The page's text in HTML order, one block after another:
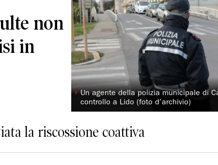
non
in
◗Un agente della polizia municipale di
controllo a Lido (foto d’archivio)
la riscossione coattiva